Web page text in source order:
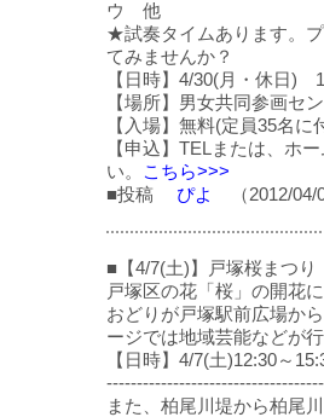
ウ 他
★試奏タイムあります。
てみませんか？
【日時】4/30(月・休日)
【場所】男女共同参画セ
【入場】無料(定員35名に
【申込】TELまたは、ホ
い。
こちら>>>
■投稿
ぴよ （2012/04/
■【4/7(土)】戸塚桜まつり
戸塚区の花「桜」の開花
おどりが戸塚駅前広場か
ージでは地域芸能などが
【日時】4/7(土)12:30～
また、柏尾川堤から柏尾